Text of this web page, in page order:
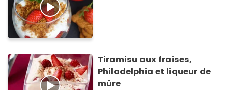
Tiramisu aux fraises,
Philadelphia et liqueur de
mûre